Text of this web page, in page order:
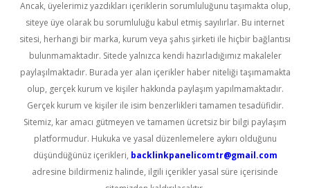
Ancak, üyelerimiz yazdıkları içeriklerin sorumluluğunu taşımakta olup,
siteye üye olarak bu sorumluluğu kabul etmiş sayılırlar. Bu internet
sitesi, herhangi bir marka, kurum veya şahıs şirketi ile hiçbir bağlantısı
bulunmamaktadır. Sitede yalnızca kendi hazırladığımız makaleler
paylaşılmaktadır. Burada yer alan içerikler haber niteliği taşımamakta
olup, gerçek kurum ve kişiler hakkında paylaşım yapılmamaktadır.
Gerçek kurum ve kişiler ile isim benzerlikleri tamamen tesadüfidir.
Sitemiz, kar amacı gütmeyen ve tamamen ücretsiz bir bilgi paylaşım
platformudur. Hukuka ve yasal düzenlemelere aykırı olduğunu
düşündüğünüz içerikleri, backlinkpanelicomtr@gmail.com
adresine bildirmeniz halinde, ilgili içerikler yasal süre içerisinde